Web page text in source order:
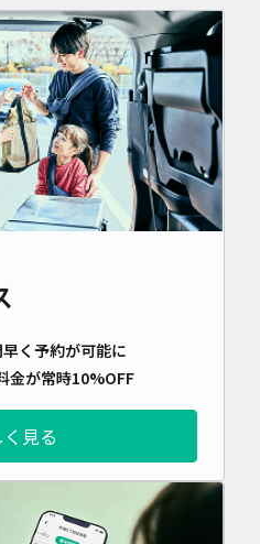
く予約が可能に
金が常時10%OFF
見る